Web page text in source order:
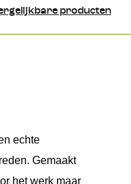
producten
echte
Gemaakt
het werk maar